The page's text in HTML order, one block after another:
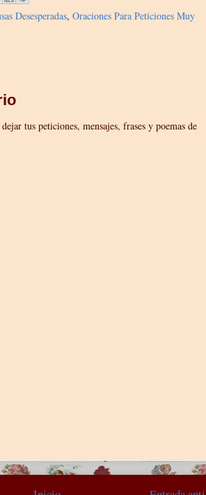
Desesperadas, Oraciones Para Peticiones Muy
tus peticiones, mensajes, frases y poemas de